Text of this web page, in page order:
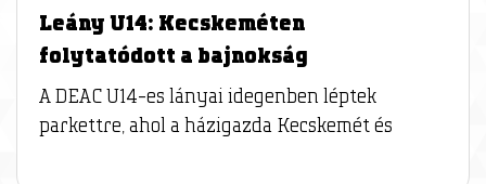
Leány U14: Kecskeméten
folytatódott a bajnokság
A DEAC U14-es lányai idegenben léptek
parkettre, ahol a házigazda Kecskemét és